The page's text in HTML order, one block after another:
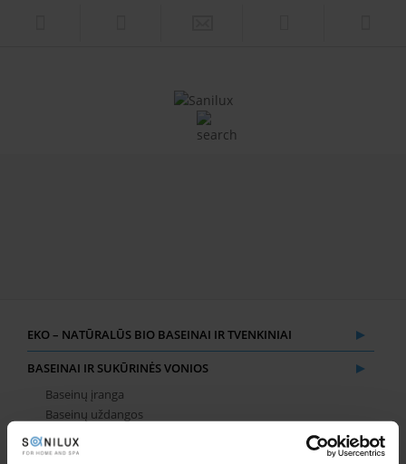
EKO – NATŪRALŪS BIO BASEINAI IR TVENKINIAI
BASEINAI IR SUKŪRINĖS VONIOS
Baseinų įranga
Baseinų uždangos
Baseinų vandens atrakcionai
Floating SPA baseinai